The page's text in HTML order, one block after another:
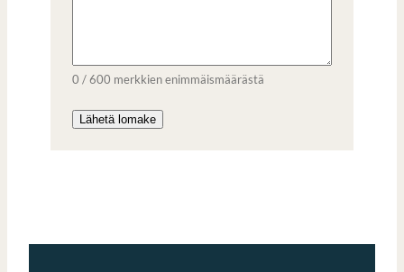
0 / 600 merkkien enimmäismäärästä